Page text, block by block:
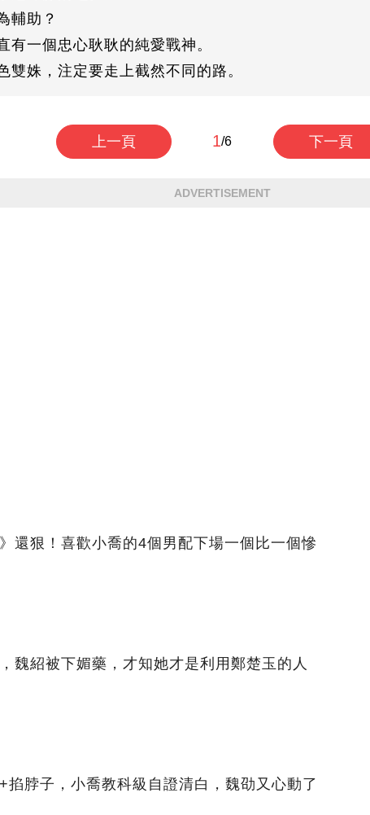
輔助？
有一個忠心耿耿的純愛戰神。
雙姝，注定要走上截然不同的路。
上一頁 1/6 下一頁
ADVERTISEMENT
還狠！喜歡小喬的4個男配下場一個比一個慘
魏紹被下媚藥，才知她才是利用鄭楚玉的人
掐脖子，小喬教科級自證清白，魏劭又心動了